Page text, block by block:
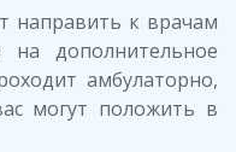
направить к врачам
на дополнительное
амбулаторно,
могут положить в